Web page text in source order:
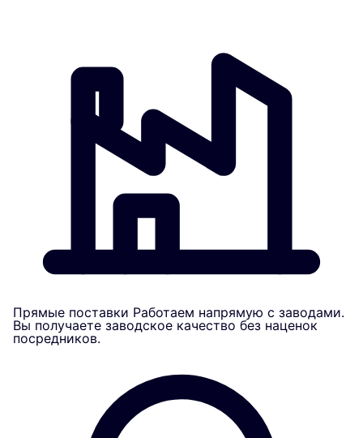
Прямые поставки Работаем напрямую с заводами.
Вы получаете заводское качество без наценок
посредников.